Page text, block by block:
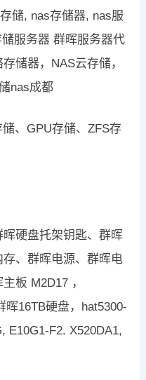
储, nas存储器, nas服
服务器 群晖服务器代
储器，NAS云存储，
nas成都
、GPU存储、ZFS存
硬盘托架钥匙、群晖
、群晖电源、群晖电
板 M2D17 ，
16TB硬盘，hat5300-
E10G1-F2. X520DA1,